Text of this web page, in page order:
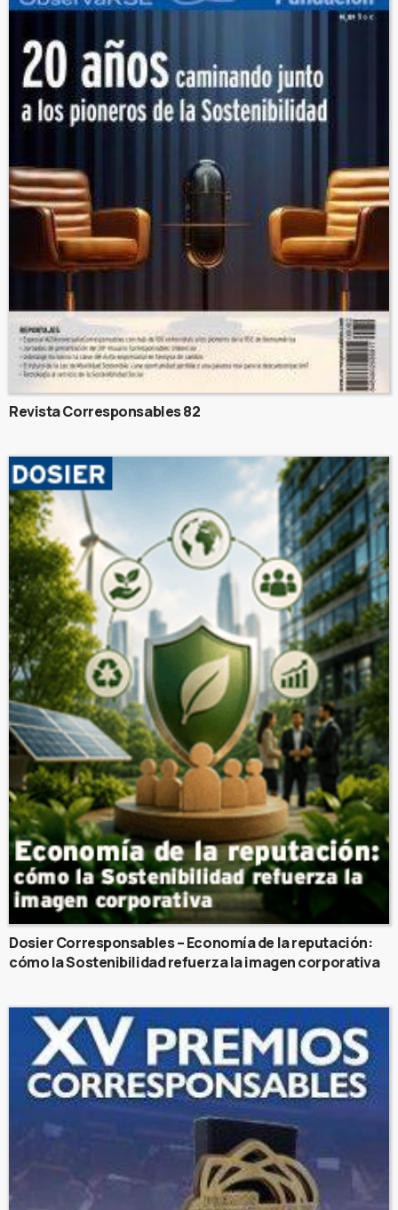
Revista Corresponsables 82
Dosier Corresponsables – Economía de la reputación:
cómo la Sostenibilidad refuerza la imagen corporativa